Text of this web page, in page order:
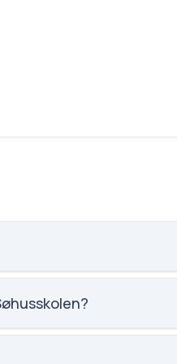
918 ud af 3143 skoler.
1108 ud af 3143 skoler.